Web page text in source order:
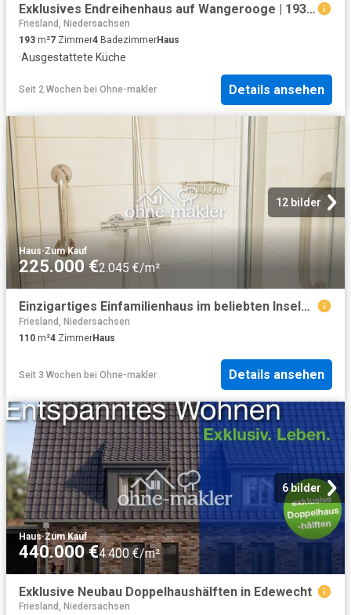
Exklusives Endreihenhaus auf Wangerooge | 193 m² | Festpreis 980.000 € | nur 5.075 €/m²
Friesland, Niedersachsen
193 m²7 Zimmer4 BadezimmerHaus
·Ausgestattete Küche
Seit 2 Wochen bei Ohne-makler Details ansehen
12 bilder
Haus·Zum Kauf
225.000 €2.045 €/m²
Einzigartiges Einfamilienhaus im beliebten Inselviertel von Schortens
Friesland, Niedersachsen
110 m²4 ZimmerHaus
Seit 3 Wochen bei Ohne-makler Details ansehen
6 bilder
Haus·Zum Kauf
440.000 €4.400 €/m²
Exklusive Neubau Doppelhaushälften in Edewecht
Friesland, Niedersachsen